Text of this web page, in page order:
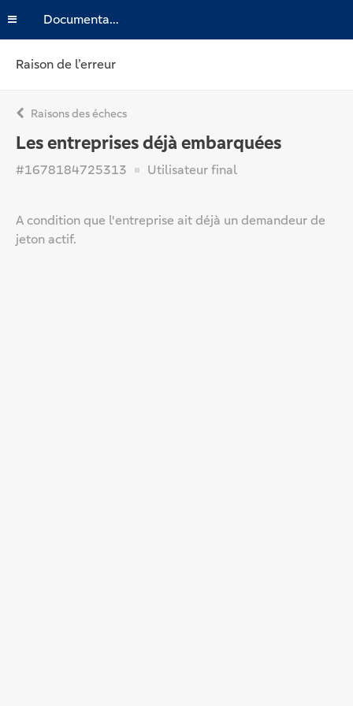
Documentation
Raison de l’erreur
Raisons des échecs
Les entreprises déjà embarquées
#1678184725313 Utilisateur final
A condition que l'entreprise ait déjà un demandeur de
jeton actif.